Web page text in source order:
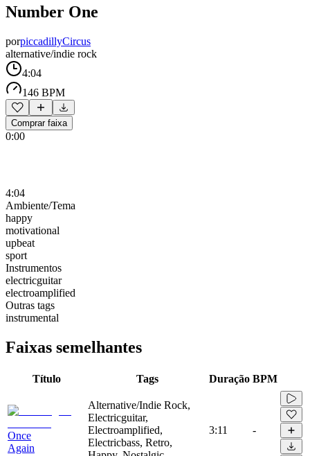
Number One
porpiccadillyCircus
alternative/indie rock
4:04
146 BPM
Comprar faixa
0:00
4:04
Ambiente/Tema
happy
motivational
upbeat
sport
Instrumentos
electricguitar
electroamplified
Outras tags
instrumental
Faixas semelhantes
Título Tags Duração BPM
Once
Again
Alternative/Indie Rock,
Electricguitar,
Electroamplified,
Electricbass, Retro,
3:11 -